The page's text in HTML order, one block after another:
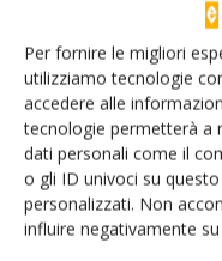
Per fornire le migliori
utilizziamo tecnologie
accedere alle
tecnologie permetterà a
dati personali come il
o gli ID univoci su
personalizzati. Non
influire negativamente
«Questi sono i
l’innovazione
regole, rappresenta un
produttivo per
tracciabile, aumentare
creare valore aggiunto
l’esempio della mela
eloquente). Questa